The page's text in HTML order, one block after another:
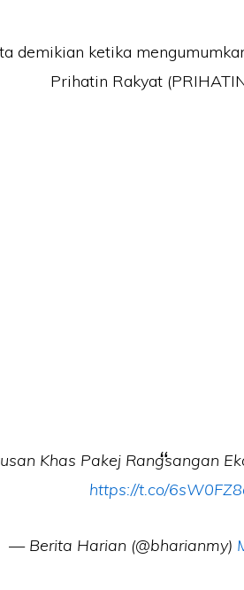
demikian ketika
Prihatin Rakyat
Khas Pakej Rangsangan
https://t.co/
— Berita Harian (@bharianmy)